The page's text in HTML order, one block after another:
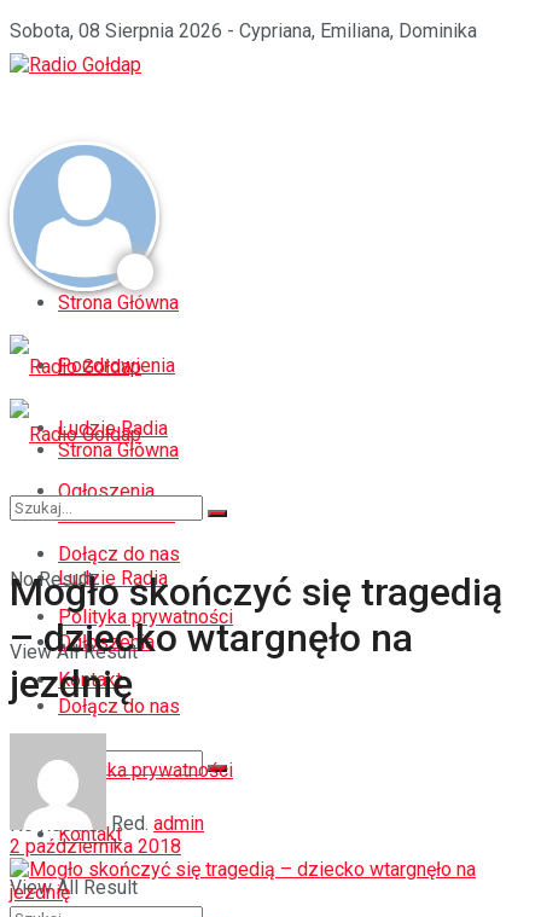
Sobota, 08 Sierpnia 2026 - Cypriana, Emiliana, Dominika
Strona Główna
Pozdrowienia
Ludzie Radia
Ogłoszenia
Dołącz do nas
Polityka prywatności
Kontakt
No Result
View All Result
Strona Główna
Pozdrowienia
Ludzie Radia
Ogłoszenia
Dołącz do nas
Polityka prywatności
Kontakt
No Result
View All Result
Mogło skończyć się tragedią
– dziecko wtargnęło na
jezdnię
Red. admin
2 października 2018